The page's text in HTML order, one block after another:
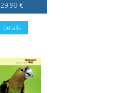
29,90 €
Details